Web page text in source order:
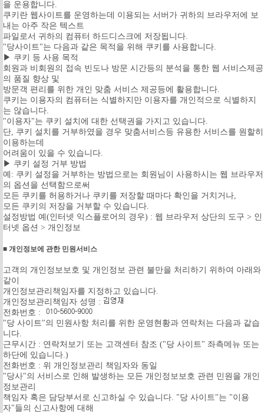
을 운용합니다.
쿠키란 웹사이트를 운영하는데 이용되는 서버가 귀하의 브라우저에 보
내는 아주 작은 텍스트
파일로서 귀하의 컴퓨터 하드디스크에 저장됩니다.
"당사이트"는 다음과 같은 목적을 위해 쿠키를 사용합니다.
▶ 쿠키 등 사용 목적
회원과 비회원의 접속 빈도나 방문 시간등의 분석을 통한 웹 서비스제공
의 품질 향상 및
방문객 편리를 위한 개인 맞춤 서비스 제공등에 활용합니다.
쿠키는 이용자의 컴퓨터는 식별하지만 이용자를 개인적으로 식별하지
는 않습니다.
"이용자"는 쿠키 설치에 대한 선택권을 가지고 있습니다.
단, 쿠키 설치를 거부하였을 경우 맞춤서비스등 유용한 서비스를 원할히
이용하는데
어려움이 있을 수 있습니다.
▶ 쿠키 설정 거부 방법
예: 쿠키 설정을 거부하는 방법으로는 회원님이 사용하시는 웹 브라우저
의 옵션을 선택함으로써
모든 쿠키를 허용하거나 쿠키를 저장할 때마다 확인을 거치거나,
모든 쿠키의 저장을 거부할 수 있습니다.
설정방법 예(인터넷 익스플로어의 경우) : 웹 브라우저 상단의 도구 > 인
터넷 옵션 > 개인정보
■ 개인정보에 관한 민원서비스
고객의 개인정보보호 및 개인정보 관련 불만을 처리하기 위하여 아래와
같이
개인정보관리책임자를 지정하고 있습니다.
개인정보관리책임자 성명 :
전화번호 :
"당 사이트"의 민원사항 처리를 위한 운영현황과 연락처는 다음과 같습
니다.
근무시간 : 연락처보기 또는 고객센터 참조 ("당 사이트" 좌측메뉴 또는
하단에 있습니다.)
전화번호 : 위 개인정보관리 책임자와 동일
"당사"의 서비스로 인해 발생하는 모든 개인정보보호 관련 민원을 개인
정보관리
책임자 혹은 담당부서로 신고하실 수 있습니다. "당 사이트"는 "이용
자"들의 신고사항에 대해